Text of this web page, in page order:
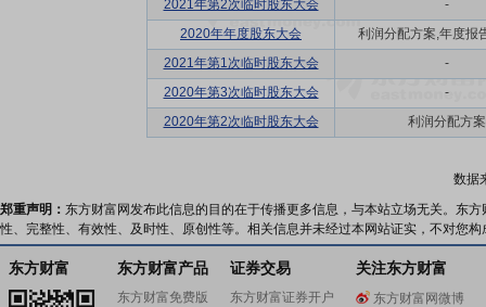
2021年第2次临时股东大会
-
2020年年度股东大会
利润分配方案,年度报
2021年第1次临时股东大会
-
2020年第3次临时股东大会
-
2020年第2次临时股东大会
利润分配方案
数据
郑重声明： 东方财富网发布此信息的目的在于传播更多信息，与本站立场无关。东
性、完整性、有效性、及时性、原创性等。相关信息并未经过本网站证实，不对您
东方财富 东方财富产品
东方财富免费版
证券交易
东方财富证券开户
关注东方财富
东方财富网微博